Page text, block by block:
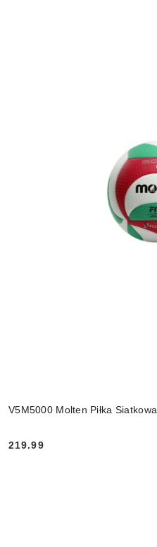
V5M5000 Molten Piłka Siatkowa
Cena:
219.99